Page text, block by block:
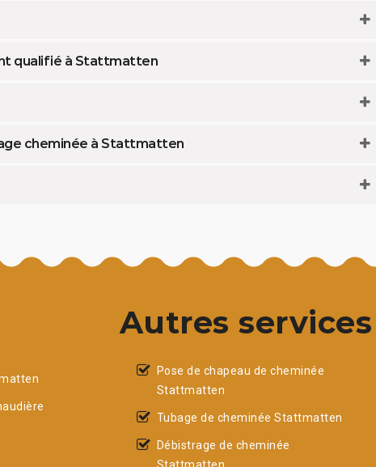
qualifié à Stattmatten
cheminée à Stattmatten
Autres services
Pose de chapeau de cheminée
Stattmatten
Tubage de cheminée Stattmatten
Débistrage de cheminée
Stattmatten